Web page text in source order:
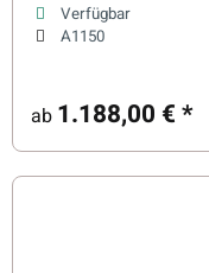
Verfügbar
A1150
ab 1.188,00 €*